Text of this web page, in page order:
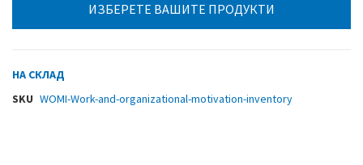
ИЗБЕРЕТЕ ВАШИТЕ ПРОДУКТИ
НА СКЛАД
SKU WOMI-Work-and-organizational-motivation-inventory